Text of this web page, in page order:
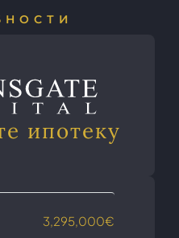
ипотеку
3,295,000€